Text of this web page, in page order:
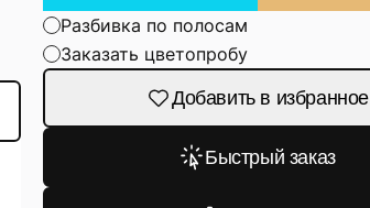
Разбивка по полосам
Заказать цветопробу
Добавить в избранное
Быстрый заказ